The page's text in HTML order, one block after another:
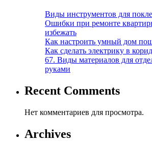
Виды инструментов для
Ошибки при ремонте
избежать
Как настроить умный дом
Как сделать электрику в
67. Виды материалов для
руками
Recent Comments
Нет комментариев для просмотра.
Archives